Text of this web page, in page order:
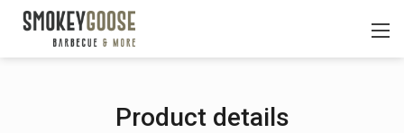
Product details